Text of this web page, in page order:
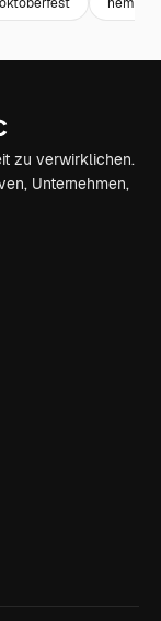
zu verwirklichen.
Unternehmen,